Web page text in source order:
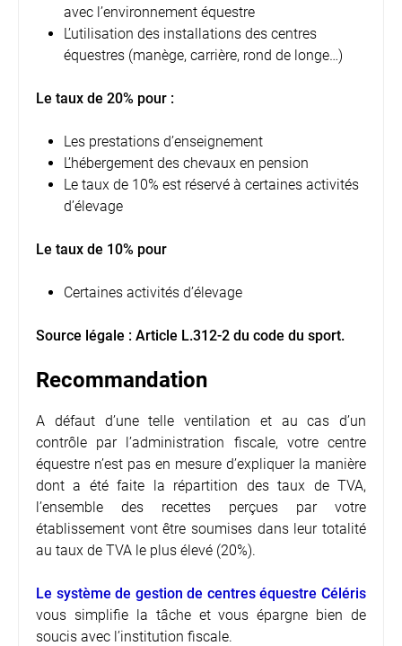
avec l’environnement équestre
L’utilisation des installations des centres
équestres (manège, carrière, rond de longe…)
Le taux de 20% pour :
Les prestations d’enseignement
L’hébergement des chevaux en pension
Le taux de 10% est réservé à certaines activités
d’élevage
Le taux de 10% pour
Certaines activités d’élevage
Source légale : Article L.312-2 du code du sport.
Recommandation
A défaut d’une telle ventilation et au cas d’un
contrôle par l’administration fiscale, votre centre
équestre n’est pas en mesure d’expliquer la manière
dont a été faite la répartition des taux de TVA,
l’ensemble des recettes perçues par votre
établissement vont être soumises dans leur totalité
au taux de TVA le plus élevé (20%).
Le système de gestion de centres équestre Céléris
vous simplifie la tâche et vous épargne bien de
soucis avec l’institution fiscale.